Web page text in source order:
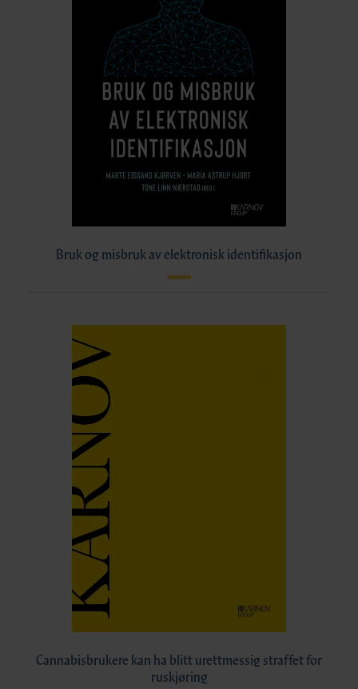
Bruk og misbruk av elektronisk identifikasjon
Cannabisbrukere kan ha blitt urettmessig straffet for
ruskjøring